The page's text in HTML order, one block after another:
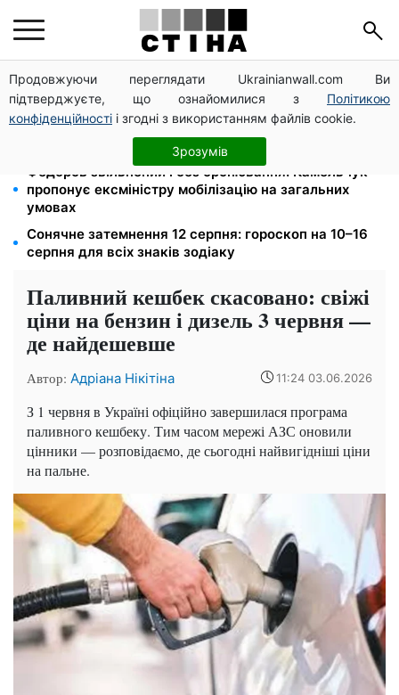
Продовжуючи переглядати Ukrainianwall.com Ви
підтверджуєте, що ознайомилися з Політикою
конфіденційності і згодні з використанням файлів cookie.
Зрозумів
125 грн за куб води: закон №4777 запустив подвійне
подорожчання тарифів у регіонах
До +37°C на півдні та грози з градом у 9 областях:
прогноз погоди на вихідні від Птухи
Федоров звільнений і без бронювання: Камельчук
пропонує ексміністру мобілізацію на загальних
умовах
Сонячне затемнення 12 серпня: гороскоп на 10–16
серпня для всіх знаків зодіаку
Паливний кешбек скасовано: свіжі
ціни на бензин і дизель 3 червня —
де найдешевше
Автор: Адріана Нікітіна 11:24 03.06.2026
З 1 червня в Україні офіційно завершилася програма
паливного кешбеку. Тим часом мережі АЗС оновили
цінники — розповідаємо, де сьогодні найвигідніші ціни
на пальне.